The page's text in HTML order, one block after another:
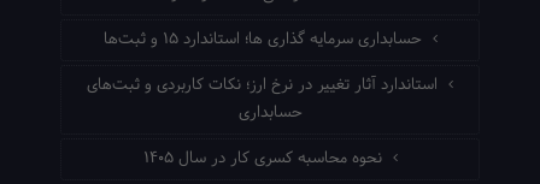
حسابداری سرمایه گذاری ها؛ استاندارد ۱۵ و ثبت‌ها
استاندارد آثار تغییر در نرخ ارز؛ نکات کاربردی و ثبت‌های
حسابداری
نحوه محاسبه کسری کار در سال ۱۴۰۵